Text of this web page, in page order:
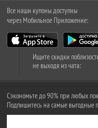
Все наши купоны доступны
через Мобильное Приложение:
Ищите скидки
не выходя из чата:
Сэкономьте до 90% при любых
Подпишитесь на самые выгодные